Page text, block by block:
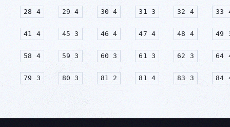
28 4 29 4 30 4 31 3 32 4 33
41 4 45 3 46 4 47 4 48 4 49
58 4 59 3 60 3 61 3 62 3 64
79 3 80 3 81 2 81 4 83 3 84